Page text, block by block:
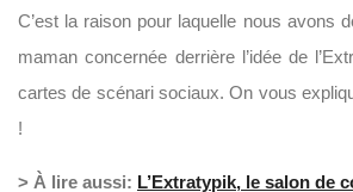
C’est la raison pour laquelle nous avons
maman concernée derrière l’idée de
cartes de scénari sociaux. On vous
!
> À lire aussi: L’Extratypik, le salon de